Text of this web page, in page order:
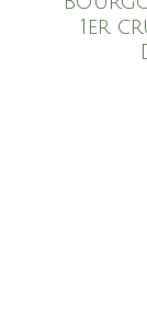
1er